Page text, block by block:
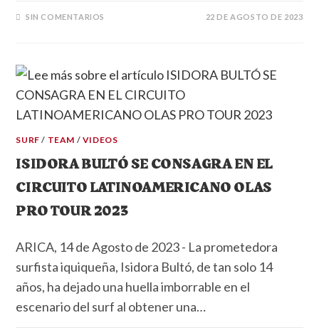
SIN COMENTARIOS 22 DE AGOSTO DE 2023
SURF / TEAM / VIDEOS
ISIDORA BULTÓ SE CONSAGRA EN EL
CIRCUITO LATINOAMERICANO OLAS
PRO TOUR 2023
ARICA, 14 de Agosto de 2023 - La prometedora
surfista iquiqueña, Isidora Bultó, de tan solo 14
años, ha dejado una huella imborrable en el
escenario del surf al obtener una…